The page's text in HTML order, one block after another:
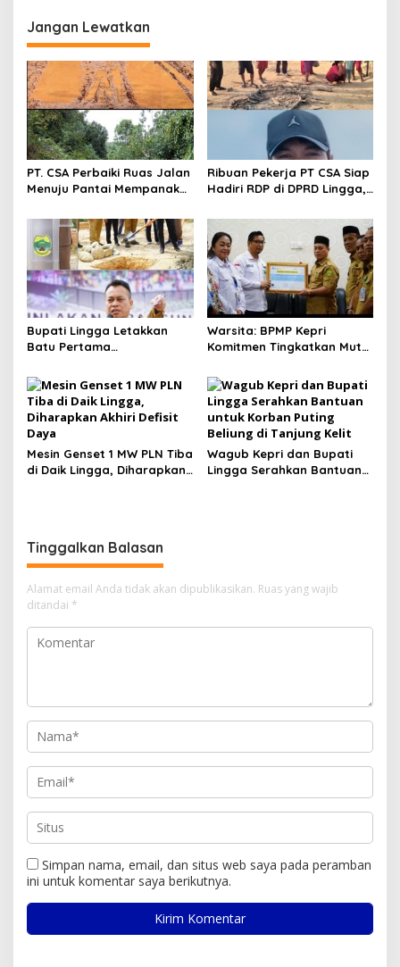
Jangan Lewatkan
PT. CSA Perbaiki Ruas Jalan
Menuju Pantai Mempanak
Pinang Apresiasi
Ribuan Pekerja PT CSA Siap
Hadiri RDP di DPRD Lingga,
Bupati Lingga Letakkan
Batu Pertama
Negeri 1 Lingga
Warsita: BPMP Kepri
Komitmen Tingkatkan Mutu
Mesin Genset 1 MW PLN Tiba
di Daik Lingga, Diharapkan
Wagub Kepri dan Bupati
Lingga Serahkan Bantuan
Tinggalkan Balasan
Alamat email Anda tidak akan dipublikasikan. Ruas yang wajib
ditandai *
Simpan nama, email, dan situs web saya pada peramban
ini untuk komentar saya berikutnya.